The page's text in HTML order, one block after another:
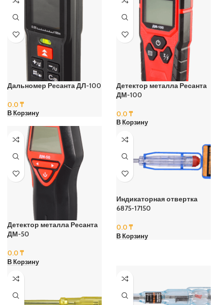
Дальномер Ресанта ДЛ-100
0.0 ₸
В Корзину
Детектор металла Ресанта
ДМ-100
0.0 ₸
В Корзину
Детектор металла Ресанта
ДМ-50
0.0 ₸
В Корзину
Индикаторная отвертка
6875-17150
0.0 ₸
В Корзину